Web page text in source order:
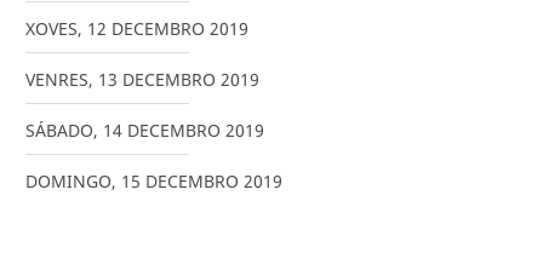
XOVES, 12 DECEMBRO 2019
VENRES, 13 DECEMBRO 2019
SÁBADO, 14 DECEMBRO 2019
DOMINGO, 15 DECEMBRO 2019